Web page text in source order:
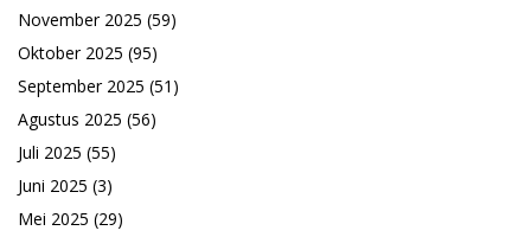
November 2025 (59)
Oktober 2025 (95)
September 2025 (51)
Agustus 2025 (56)
Juli 2025 (55)
Juni 2025 (3)
Mei 2025 (29)